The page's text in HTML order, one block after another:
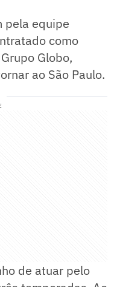
pela equipe
como
Globo,
ao São Paulo.
de atuar pelo